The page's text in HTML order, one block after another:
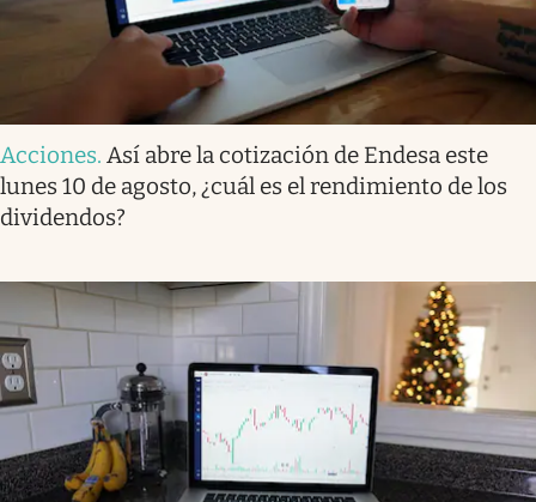
Acciones. Así abre la cotización de Endesa este
lunes 10 de agosto, ¿cuál es el rendimiento de los
dividendos?